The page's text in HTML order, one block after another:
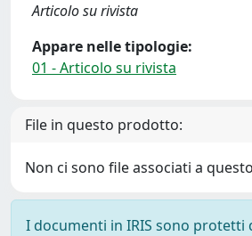
Articolo su rivista
Appare nelle tipologie:
01 - Articolo su rivista
File in questo prodotto:
Non ci sono file associati a
I documenti in IRIS sono protetti